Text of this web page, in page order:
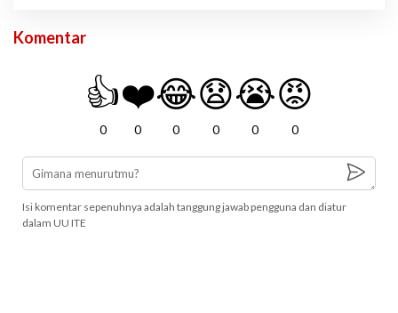
Komentar
👍
0
❤️
0
😂
0
😧
0
😭
0
😡
0
Isi komentar sepenuhnya adalah tanggung jawab pengguna dan diatur
dalam UU ITE